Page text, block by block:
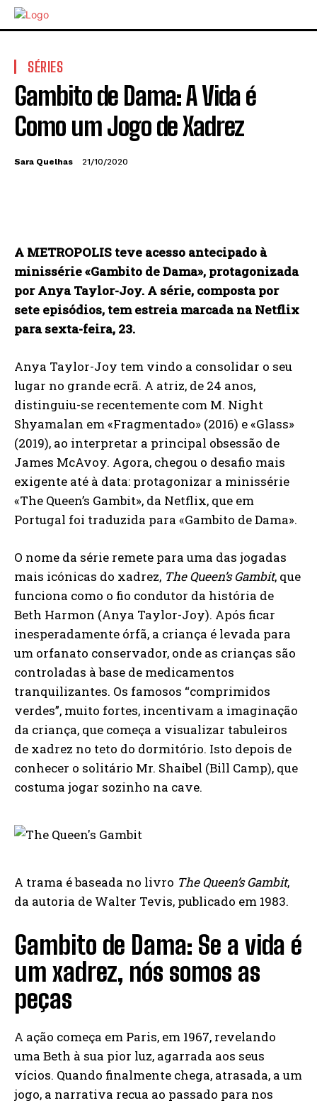
SÉRIES
Gambito de Dama: A Vida é
Como um Jogo de Xadrez
Sara Quelhas 21/10/2020
A METROPOLIS teve acesso antecipado à
minissérie «Gambito de Dama», protagonizada
por Anya Taylor-Joy. A série, composta por
sete episódios, tem estreia marcada na Netflix
para sexta-feira, 23.
Anya Taylor-Joy tem vindo a consolidar o seu
lugar no grande ecrã. A atriz, de 24 anos,
distinguiu-se recentemente com M. Night
Shyamalan em «Fragmentado» (2016) e «Glass»
(2019), ao interpretar a principal obsessão de
James McAvoy. Agora, chegou o desafio mais
exigente até à data: protagonizar a minissérie
«The Queen’s Gambit», da Netflix, que em
Portugal foi traduzida para «Gambito de Dama».
O nome da série remete para uma das jogadas
mais icónicas do xadrez, The Queen’s Gambit, que
funciona como o fio condutor da história de
Beth Harmon (Anya Taylor-Joy). Após ficar
inesperadamente órfã, a criança é levada para
um orfanato conservador, onde as crianças são
controladas à base de medicamentos
tranquilizantes. Os famosos “comprimidos
verdes”, muito fortes, incentivam a imaginação
da criança, que começa a visualizar tabuleiros
de xadrez no teto do dormitório. Isto depois de
conhecer o solitário Mr. Shaibel (Bill Camp), que
costuma jogar sozinho na cave.
A trama é baseada no livro The Queen’s Gambit,
da autoria de Walter Tevis, publicado em 1983.
Gambito de Dama: Se a vida é
um xadrez, nós somos as
peças
A ação começa em Paris, em 1967, revelando
uma Beth à sua pior luz, agarrada aos seus
vícios. Quando finalmente chega, atrasada, a um
jogo, a narrativa recua ao passado para nos